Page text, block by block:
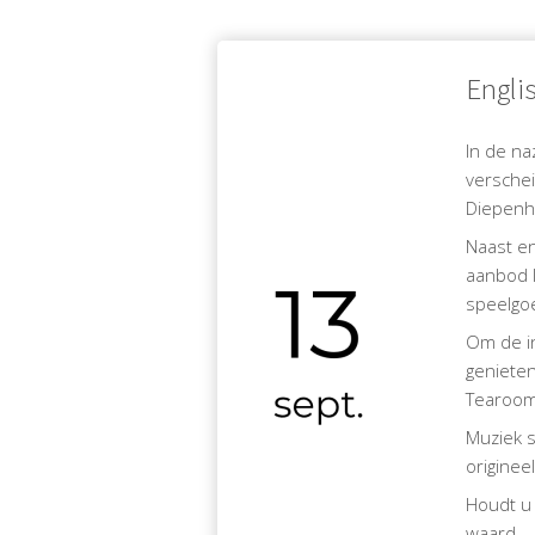
In de
Naast
aanbod
Om de
Muziek
Houdt